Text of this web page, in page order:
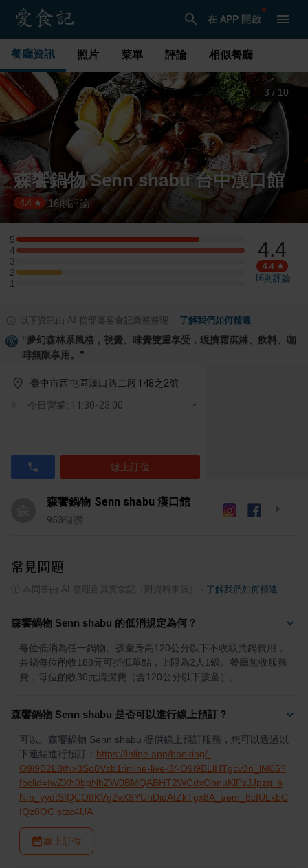
在 APP 開啟
餐廳資訊 照片 菜單 評論 相似餐廳
4 / 10
森饗鍋物 Senn shabu 台中漢口館
4.4 ·16則評論
5
5 星：4 則評論
4
4 星：5 則評論
3
3 星：0 則評論
2
2 星：1 則評論
1
1 星：0 則評論
4.4
4.4
16則評論
以下資訊由 AI 從部落客食記彙整整理 了解我們如何精選
“夢幻森林系風格，視覺、味覺雙重享受，現擠霜淇淋、飲料、咖
啡無限享用。 ”
臺中市西屯區漢口路二段148之2號
今日營業: 11:30-23:00
線上訂位
森饗鍋物 Senn shabu 漢口館
953個讚
常見問題
本問答由 AI 整理自真實食記（附資料來源） 了解我們如何精選
森饗鍋物 Senn shabu 的低消規定為何？
每位低消為任一鍋物。孩童身高120公分以下不收取共鍋費用，
共鍋每位酌收188元可折抵單點，上限為2人1鍋。餐廳無收服務
費，每位酌收30元清潔費（含120公分以下孩童）。
森饗鍋物 Senn shabu 是否可以進行線上預訂？
可以。森饗鍋物 Senn shabu 提供線上預訂服務，您可以透過以
下連結進行預訂： https://inline.app/booking/-
O9i9B2L8tNx8So8Vzb1:inline-live-3/-O9i9BLlHTgcv3n_lM05?
fbclid=IwZXh0bgNhZW0BMQABHT2WCdxObnuKlPzJJpzq_s
Nm_yydtSfQCOffKVg2vX9YUhDidAtZkTgx8A_aem_8cIULkbC
IQz0OGistzc4UA
線上訂位